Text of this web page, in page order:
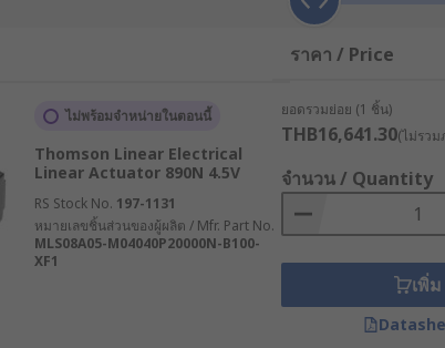
ฟ้าหรือ ให้กลายเป็นการเคลื่อนที่ในแนวเส้นตรง โดยทั่
องมอเตอร์ให้กลายเป็นการเคลื่อนที่เชิงเส้น
บ หรือควบคุมตำแหน่งอย่างแม่นยำ เช่น การเปิด-ปิดอุป
ะรุ่น Industrial Electric Linear Actuator สำหรับงาน
นเกลียวภายใน เมื่อมอเตอร์หมุน จะเปลี่ยนแรงหมุนให้ก
ราคา / Price
ไม่พร้อมจำหน่ายในตอนนี้
Thomson Linear Electrical
Linear Actuator 890N 4.5V
RS Stock No. 197-1131
หมายเลขชิ้นส่วนของผู้ผลิต / Mfr. Part No.
MLS08A05-M04040P20000N-B100-
XF1
ยอดรวมย่อย (1 ชิ้น)
THB16,641.30(ไม่รวม
จำนวน / Quantity
เพิ่ม